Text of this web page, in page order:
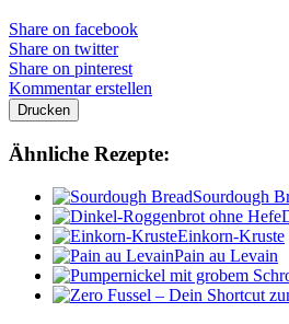
Share on facebook
Share on twitter
Share on pinterest
Kommentar erstellen
Drucken
Ähnliche Rezepte:
Sourdough
Einkorn-Kruste
Pain au Levain